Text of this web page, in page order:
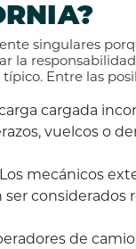
singulares
la
Entre las
cargada
vuelcos o
Los mecánicos
de